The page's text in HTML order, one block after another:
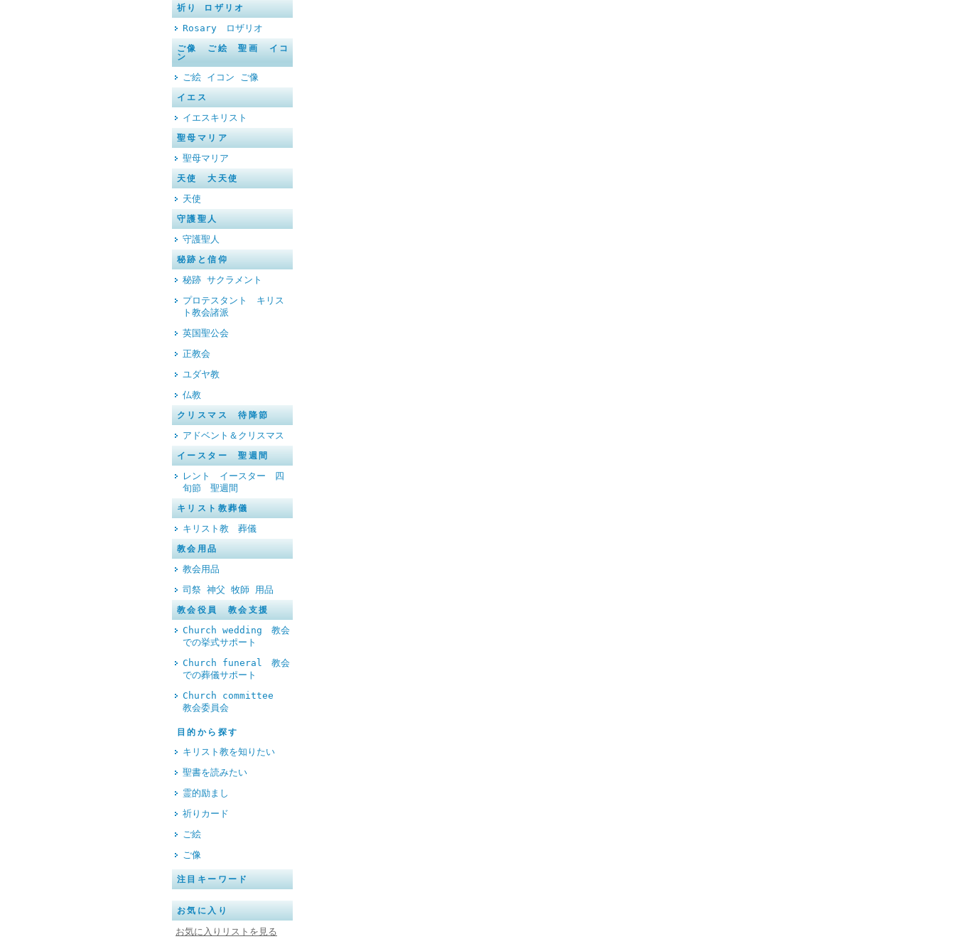
祈り ロザリオ
Rosary ロザリオ
ご像 ご絵 聖画 イコ
ン
ご絵 イコン ご像
イエス
イエスキリスト
聖母マリア
聖母マリア
天使 大天使
天使
守護聖人
守護聖人
秘跡と信仰
秘跡 サクラメント
プロテスタント キリス
ト教会諸派
英国聖公会
正教会
ユダヤ教
仏教
クリスマス 待降節
アドベント＆クリスマス
イースター 聖週間
レント イースター 四
旬節 聖週間
キリスト教葬儀
キリスト教 葬儀
教会用品
教会用品
司祭 神父 牧師 用品
教会役員 教会支援
Church wedding 教会
での挙式サポート
Church funeral 教会
での葬儀サポート
Church committee
教会委員会
目的から探す
キリスト教を知りたい
聖書を読みたい
霊的励まし
祈りカード
ご絵
ご像
注目キーワード
お気に入り
お気に入りリストを見る